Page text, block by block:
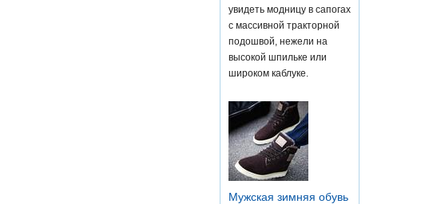
увидеть модницу в сапогах
с массивной тракторной
подошвой, нежели на
высокой шпильке или
широком каблуке.
Мужская зимняя обувь